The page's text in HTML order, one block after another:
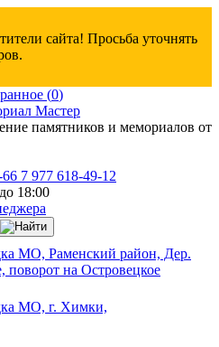
сайта! Просьба уточнять
(0)
памятников и мемориалов от
66 7 977 618-49-12
18:00
МО, Раменский район, Дер.
поворот на Островецкое
МО, г. Химки,